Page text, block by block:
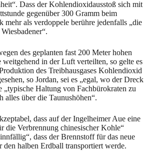
Dass der Kohlendioxidausstoß sich mit
gegenüber 300 Gramm beim
mehr als verdoppele berühre jedenfalls „die
des geplanten fast 200 Meter hohen
weitgehend in der Luft verteilten, so gelte es
des Treibhausgases Kohlendioxid
so Jordan, sei es „egal, wo der Dreck
„typische Haltung von Fachbürokraten zu
alles über die Taunushöhen“.
dass auf der Ingelheimer Aue eine
die Verbrennung chinesischer Kohle“
dass der Brennstoff für das neue
halben Erdball transportiert werde.